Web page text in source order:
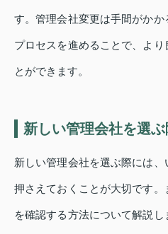
す。管理会社変更は手間がか
プロセスを進めることで、よ
とができます。
新しい管理会社を選
新しい管理会社を選ぶ際には
押さえておくことが大切です
を確認する方法について解説